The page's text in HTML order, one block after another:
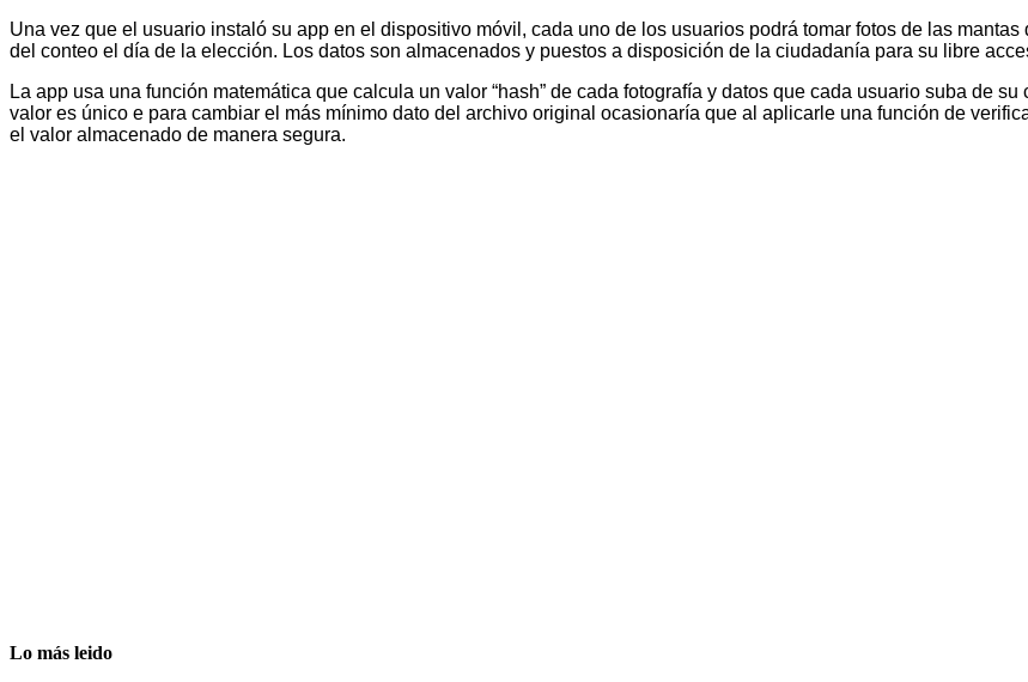
Una vez que el usuario instaló su app en el dispositivo móvil, cada uno de los usuarios podrá tomar fotos de las mantas
del conteo el día de la elección. Los datos son almacenados y puestos a disposición de la ciudadanía para su libre
La app usa una función matemática que calcula un valor “hash” de cada fotografía y datos que cada usuario suba de
valor es único e para cambiar el más mínimo dato del archivo original ocasionaría que al aplicarle una función de
el valor almacenado de manera segura.
Lo más leido